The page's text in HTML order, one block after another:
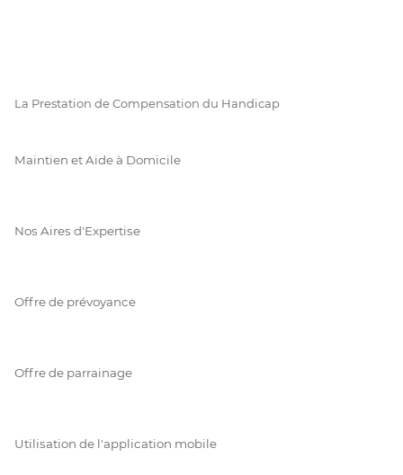
La Prestation de Compensation du Handicap
Maintien et Aide à Domicile
Nos Aires d'Expertise
Offre de prévoyance
Offre de parrainage
Utilisation de l'application mobile